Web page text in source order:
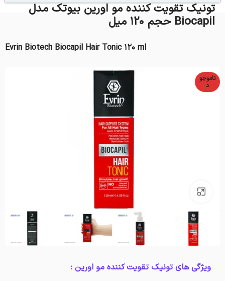
تونیک تقویت کننده مو اورین بیوتک مدل
Biocapil حجم 120 میل
Evrin Biotech Biocapil Hair Tonic 120 ml
ناموجو
د
ویژگی های تونیک تقویت کننده مو اورین :